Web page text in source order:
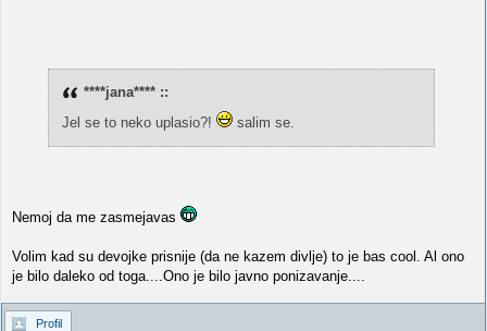
****jana**** ::
Jel se to neko uplasio?!
salim se.
Nemoj da me zasmejavas
Volim kad su devojke prisnije (da ne kazem divlje) to je bas cool. Al ono
je bilo daleko od toga....Ono je bilo javno ponizavanje....
Profil